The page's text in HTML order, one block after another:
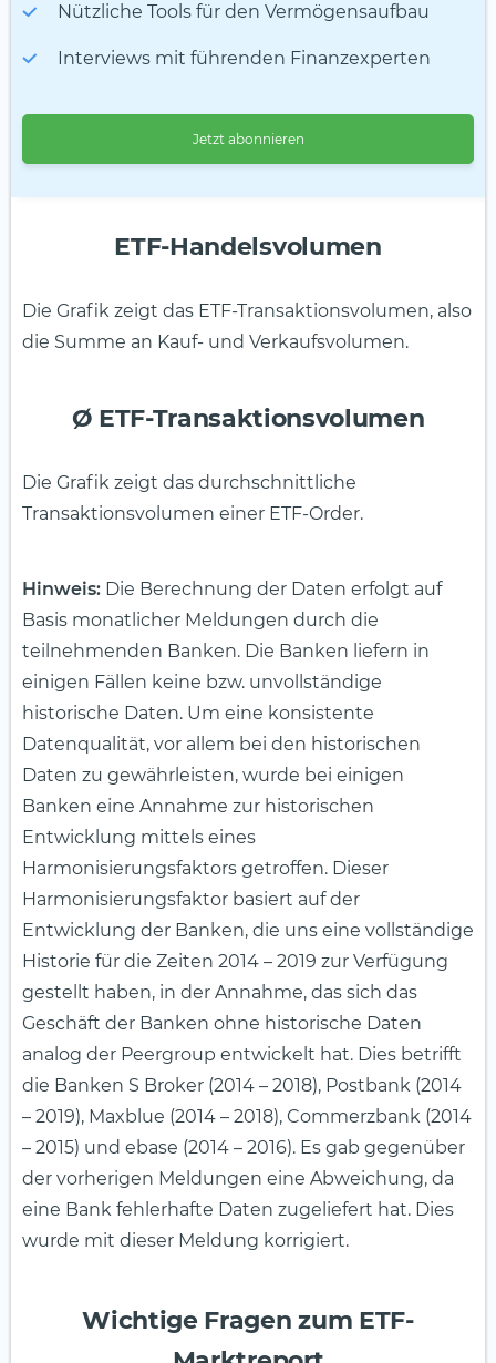
Nützliche Tools für den Vermögensaufbau
Interviews mit führenden Finanzexperten
Jetzt abonnieren
ETF-Handelsvolumen
Die Grafik zeigt das ETF-Transaktionsvolumen, also
die Summe an Kauf- und Verkaufsvolumen.
Ø ETF-Transaktionsvolumen
Die Grafik zeigt das durchschnittliche
Transaktionsvolumen einer ETF-Order.
Hinweis: Die Berechnung der Daten erfolgt auf
Basis monatlicher Meldungen durch die
teilnehmenden Banken. Die Banken liefern in
einigen Fällen keine bzw. unvollständige
historische Daten. Um eine konsistente
Datenqualität, vor allem bei den historischen
Daten zu gewährleisten, wurde bei einigen
Banken eine Annahme zur historischen
Entwicklung mittels eines
Harmonisierungsfaktors getroffen. Dieser
Harmonisierungsfaktor basiert auf der
Entwicklung der Banken, die uns eine vollständige
Historie für die Zeiten 2014 – 2019 zur Verfügung
gestellt haben, in der Annahme, das sich das
Geschäft der Banken ohne historische Daten
analog der Peergroup entwickelt hat. Dies betrifft
die Banken S Broker (2014 – 2018), Postbank (2014
– 2019), Maxblue (2014 – 2018), Commerzbank (2014
– 2015) und ebase (2014 – 2016). Es gab gegenüber
der vorherigen Meldungen eine Abweichung, da
eine Bank fehlerhafte Daten zugeliefert hat. Dies
wurde mit dieser Meldung korrigiert.
Wichtige Fragen zum ETF-